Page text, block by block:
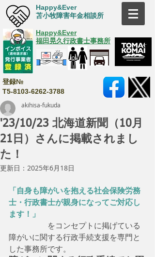
Happy&Ever
苫小牧障害年金相談所
Happy&Ever
福田晃久行政書士事務所
登録№
T5-8103-6262-3788
'23/10/23 北海道新聞（10月
21日）さんに掲載されまし
た！
akihisa-fukuda
更新日： 2025年6月18日
「自身も障がいを抱える社会保険労務
士・行政書士が親身になってご対応し
ます！」
をコンセプトに掲げている
障がいに関する行政手続支援を専門と
した事務所です。